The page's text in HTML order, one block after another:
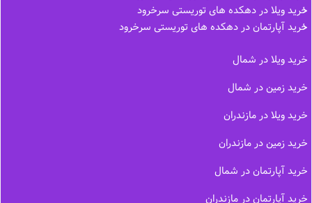
خرید ویلا در دهکده های توریستی سرخرود
خرید آپارتمان در دهکده های توریستی سرخرود
خرید ویلا در شمال
خرید زمین در شمال
خرید ویلا در مازندران
خرید زمین در مازندران
خرید آپارتمان در شمال
خرید آپارتمان در مازندران